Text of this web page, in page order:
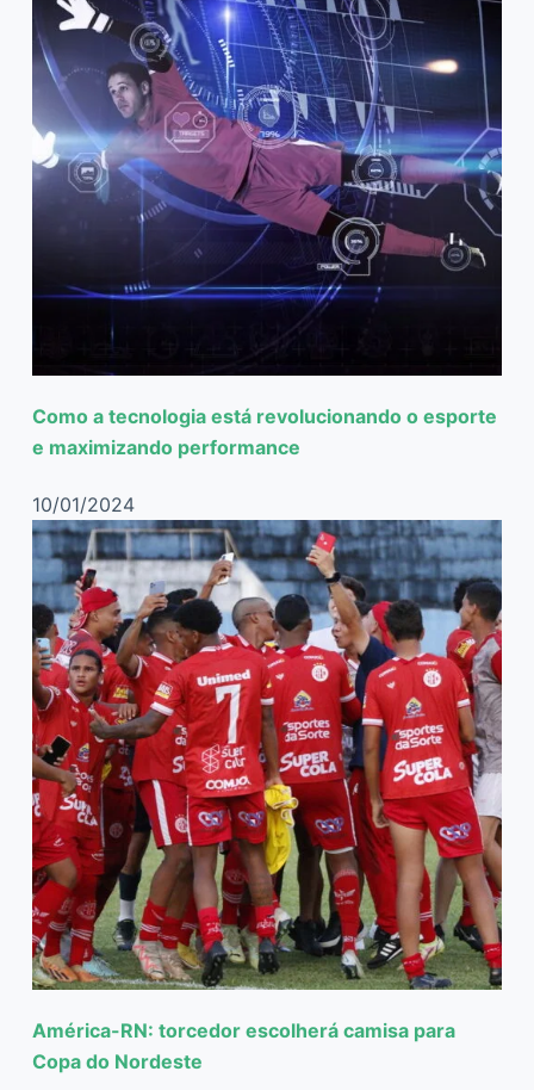
Como a tecnologia está revolucionando o esporte
e maximizando performance
10/01/2024
América-RN: torcedor escolherá camisa para
Copa do Nordeste